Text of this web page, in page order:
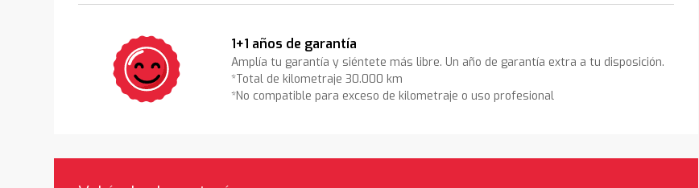
1+1 años de garantía
Amplía tu garantía y siéntete más libre. Un año de garantía extra a tu disposición.
*Total de kilometraje 30.000 km
*No compatible para exceso de kilometraje o uso profesional